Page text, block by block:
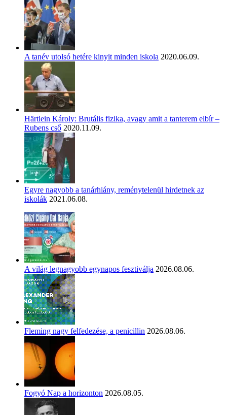
A tanév utolsó hetére kinyit minden iskola 2020.06.09.
Härtlein Károly: Brutális fizika, avagy amit a tanterem elbír –
Rubens cső 2020.11.09.
Egyre nagyobb a tanárhiány, reménytelenül hirdetnek az
iskolák 2021.06.08.
A világ legnagyobb egynapos fesztiválja 2026.08.06.
Fleming nagy felfedezése, a penicillin 2026.08.06.
Fogyó Nap a horizonton 2026.08.05.